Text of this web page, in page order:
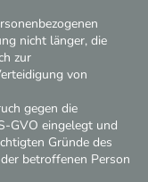
nicht länger, die
zur
von
gegen die
GVO eingelegt und
Gründe des
betroffenen Person